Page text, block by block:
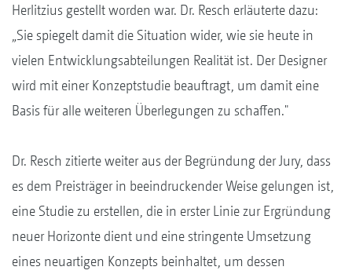
Herlitzius gestellt worden war. Dr. Resch erläuterte dazu:
„Sie spiegelt damit die Situation wider, wie sie heute in
vielen Entwicklungsabteilungen Realität ist. Der Designer
wird mit einer Konzeptstudie beauftragt, um damit eine
Basis für alle weiteren Überlegungen zu schaffen."
Dr. Resch zitierte weiter aus der Begründung der Jury, dass
es dem Preisträger in beeindruckender Weise gelungen ist,
eine Studie zu erstellen, die in erster Linie zur Ergründung
neuer Horizonte dient und eine stringente Umsetzung
eines neuartigen Konzepts beinhaltet, um dessen